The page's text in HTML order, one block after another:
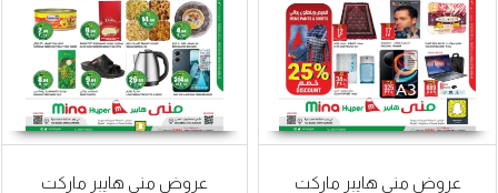
عروض منى هايبر ماركت عروض منى هايبر ماركت